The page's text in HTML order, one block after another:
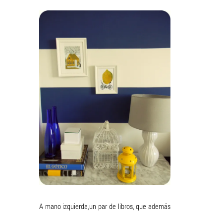
A mano izquierda,un par de libros, que además